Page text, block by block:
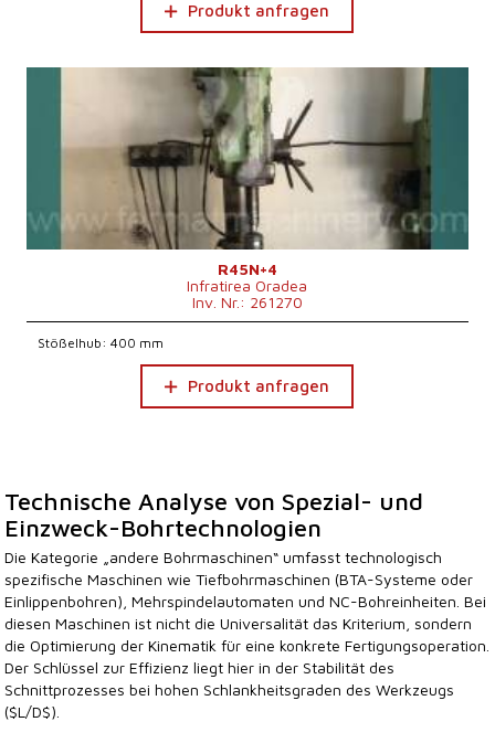
Produkt anfragen
R45N+4
Infratirea Oradea
Inv. Nr.: 261270
Stößelhub: 400 mm
Produkt anfragen
Technische Analyse von Spezial- und
Einzweck-Bohrtechnologien
Die Kategorie „andere Bohrmaschinen“ umfasst technologisch
spezifische Maschinen wie Tiefbohrmaschinen (BTA-Systeme oder
Einlippenbohren), Mehrspindelautomaten und NC-Bohreinheiten. Bei
diesen Maschinen ist nicht die Universalität das Kriterium, sondern
die Optimierung der Kinematik für eine konkrete Fertigungsoperation.
Der Schlüssel zur Effizienz liegt hier in der Stabilität des
Schnittprozesses bei hohen Schlankheitsgraden des Werkzeugs
($L/D$).